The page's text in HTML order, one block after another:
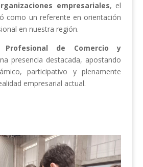
empresariales, el
como un referente en orientación
en nuestra región.
Profesional de Comercio y
presencia destacada, apostando
participativo y plenamente
empresarial actual.